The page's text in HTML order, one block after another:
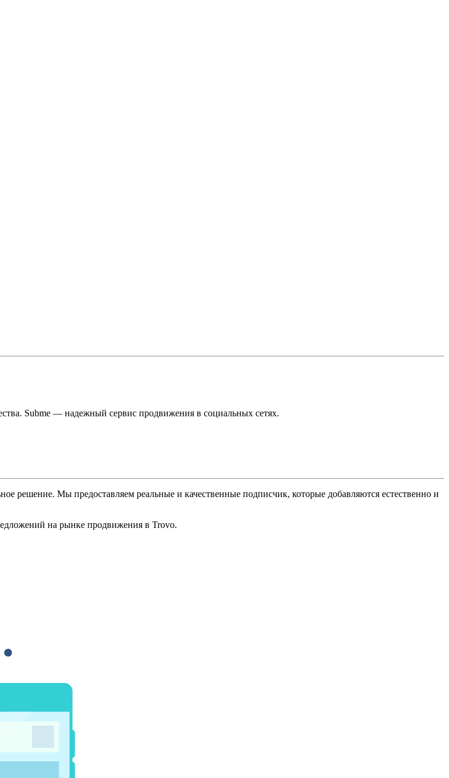
Subme — надежный сервис продвижения в социальных сетях.
решение. Мы предоставляем реальные и качественные подписчик, которые добавляются естественно и
на рынке продвижения в Trovo.